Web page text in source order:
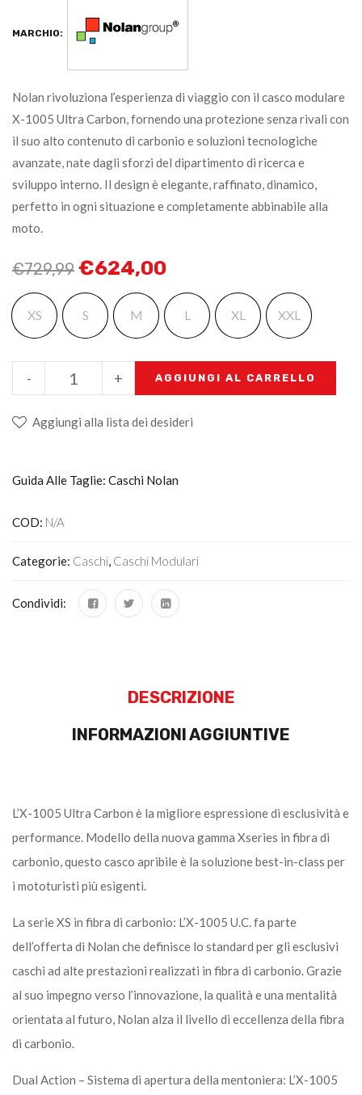
MARCHIO:
Nolan rivoluziona l’esperienza di viaggio con il casco modulare
X-1005 Ultra Carbon, fornendo una protezione senza rivali con
il suo alto contenuto di carbonio e soluzioni tecnologiche
avanzate, nate dagli sforzi del dipartimento di ricerca e
sviluppo interno. Il design è elegante, raffinato, dinamico,
perfetto in ogni situazione e completamente abbinabile alla
moto.
€729,99 €624,00
XS S M L XL XXL
+
- AGGIUNGI AL CARRELLO
Aggiungi alla lista dei desideri
Guida Alle Taglie: Caschi Nolan
COD: N/A
Categorie: Caschi, Caschi Modulari
Condividi:
DESCRIZIONE
INFORMAZIONI AGGIUNTIVE
L’X-1005 Ultra Carbon è la migliore espressione di esclusività e
performance. Modello della nuova gamma Xseries in fibra di
carbonio, questo casco apribile è la soluzione best-in-class per
i mototuristi più esigenti.
La serie XS in fibra di carbonio: L’X-1005 U.C. fa parte
dell’offerta di Nolan che definisce lo standard per gli esclusivi
caschi ad alte prestazioni realizzati in fibra di carbonio. Grazie
al suo impegno verso l’innovazione, la qualità e una mentalità
orientata al futuro, Nolan alza il livello di eccellenza della fibra
di carbonio.
Dual Action – Sistema di apertura della mentoniera: L’X-1005